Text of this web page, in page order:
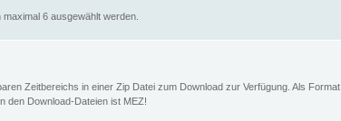
6 ausgewählt werden.
Zeitbereichs in einer Zip Datei zum Download zur Verfügung. Als Format
den Download-Dateien ist MEZ!